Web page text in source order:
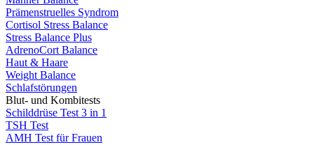
Prämenstruelles Syndrom
Cortisol Stress Balance
Stress Balance Plus
AdrenoCort Balance
Haut & Haare
Weight Balance
Schlafstörungen
Blut- und Kombitests
Schilddrüse Test 3 in 1
TSH Test
AMH Test für Frauen